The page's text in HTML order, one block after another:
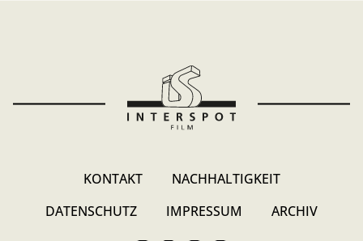
KONTAKT
NACHHALTIGKEIT
DATENSCHUTZ
IMPRESSUM ARCHIV